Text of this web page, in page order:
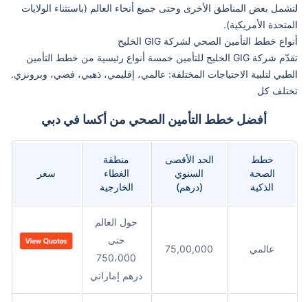
لتشمل بعض المناطق الأخرى وحتى جميع أنحاء العالم (باستثناء الولايات
المتحدة الأمريكية).
أنواع خطط التأمين الصحي لشركة GIG الخليح
تقدّم شركة GIG الخليج للتأمين خمسة أنواع رئيسية من خطط التأمين
الطبي لتلبية الاحتياجات المختلفة: عالمي، إقليمي، ذهبي، فضي، وبرونزي.
تختلف كل
أفضل خطط التأمين الصحي من أكسا في دبي
خطط
الصحة
الذكية
الحد الأقصى
السنوي
(درهم)
منطقة
الغطاء
الخارجية
سعر
عالمي 75,00,000
حول العالم
حتى
750،000
درهم إماراتي